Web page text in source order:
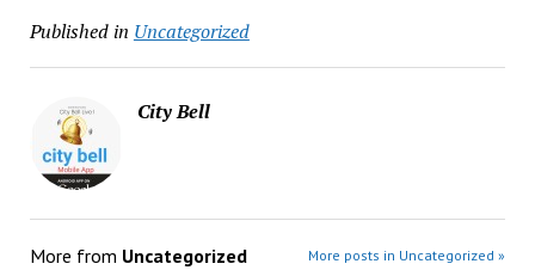
Published in Uncategorized
City Bell
More from Uncategorized More posts in Uncategorized »